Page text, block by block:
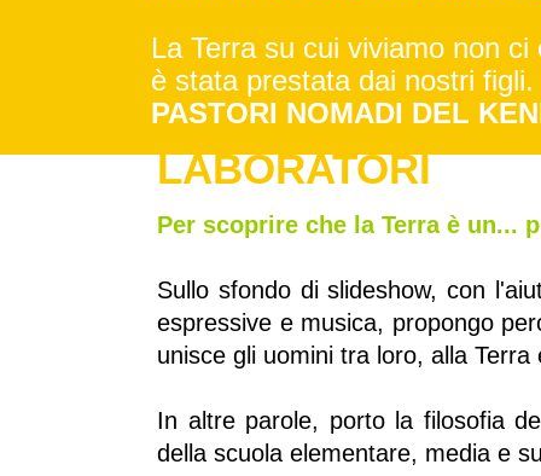
La Terra su cui viviamo non
è stata prestata dai nostri figli.
PASTORI NOMADI DEL
LABORATORI
Per scoprire che la Terra è un...
Sullo sfondo di slideshow, con
espressive e musica, propongo
unisce gli uomini tra loro, alla Terra
In altre parole, porto la filosofia
della scuola elementare, media e